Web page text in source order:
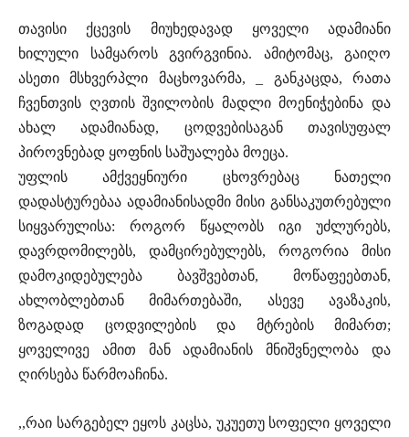
თავისი ქცევის მიუხედავად ყოველი ადამიანი
ხილული სამყაროს გვირგვინია. ამიტომაც, გაიღო
ასეთი მსხვერპლი მაცხოვარმა, _ განკაცდა, რათა
ჩვენთვის ღვთის შვილობის მადლი მოენიჭებინა და
ახალ ადამიანად, ცოდვებისაგან თავისუფალ
პიროვნებად ყოფნის საშუალება მოეცა.
უფლის ამქვეყნიური ცხოვრებაც ნათელი
დადასტურებაა ადამიანისადმი მისი განსაკუთრებული
სიყვარულისა: როგორ წყალობს იგი უძლურებს,
დავრდომილებს, დამცირებულებს, როგორია მისი
დამოკიდებულება ბავშვებთან, მოწაფეებთან,
ახლობლებთან მიმართებაში, ასევე ავაზაკის,
ზოგადად ცოდვილების და მტრების მიმართ;
ყოველივე ამით მან ადამიანის მნიშვნელობა და
ღირსება წარმოაჩინა.
,,რაი სარგებელ ეყოს კაცსა, უკუეთუ სოფელი ყოველი